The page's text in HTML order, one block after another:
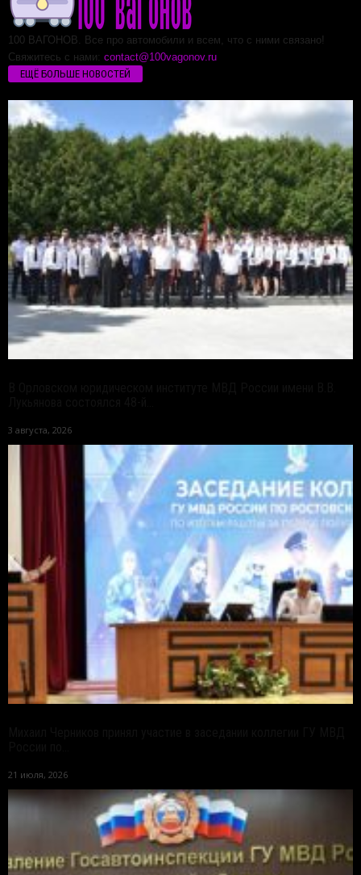
100 ВАГОНОВ. Все про автомобили и всем, что с ними связано!
Свяжитесь с нами: contact@100vagonov.ru
ЕЩЁ БОЛЬШЕ НОВОСТЕЙ
3 августа, 2026
21 июля, 2026